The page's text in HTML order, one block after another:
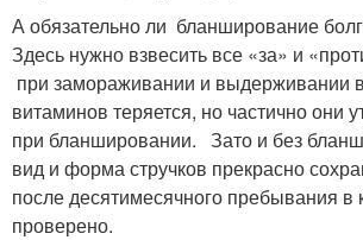
А обязательно ли бланширование
Здесь нужно взвесить все «за» и
при замораживании и выдерживании
витаминов теряется, но частично они
при бланшировании. Зато и без
вид и форма стручков прекрасно
после десятимесячного пребывания в
проверено.